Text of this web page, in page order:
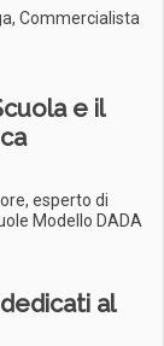
Commercialista
e il
esperto di
Modello DADA
al